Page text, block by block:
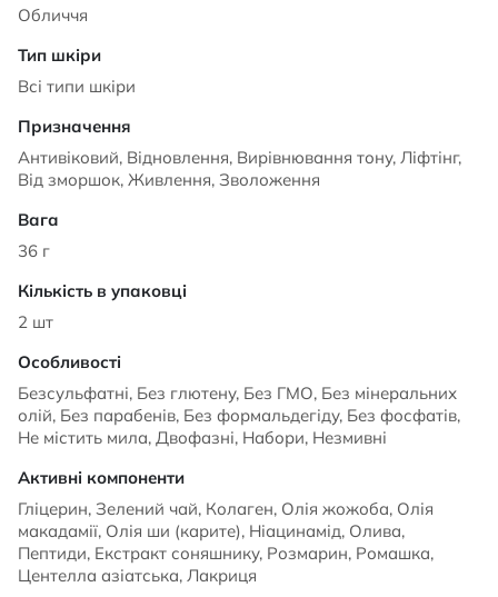
Обличчя
Всі типи шкіри
Антивіковий, Відновлення, Вирівнювання тону, Ліфтінг,
Від зморшок, Живлення, Зволоження
36 г
2 шт
Безсульфатні, Без глютену, Без ГМО, Без мінеральних
олій, Без парабенів, Без формальдегіду, Без фосфатів,
Не містить мила, Двофазні, Набори, Незмивні
Гліцерин, Зелений чай, Колаген, Олія жожоба, Олія
макадамії, Олія ши (карите), Ніацинамід, Олива,
Пептиди, Екстракт соняшнику, Розмарин, Ромашка,
Центелла азіатська, Лакриця